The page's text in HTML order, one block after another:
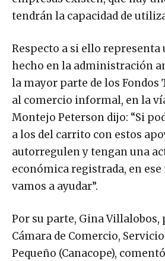
tendrán la capacidad de
Respecto a si ello representa
hecho en la administración
la mayor parte de los Fondos
al comercio informal, en la
Montejo Peterson dijo: “Si
a los del carrito con estos
autorregulen y tengan una
económica registrada, en
vamos a ayudar”.
Por su parte, Gina
Cámara de Comercio,
Pequeño (Canacope),